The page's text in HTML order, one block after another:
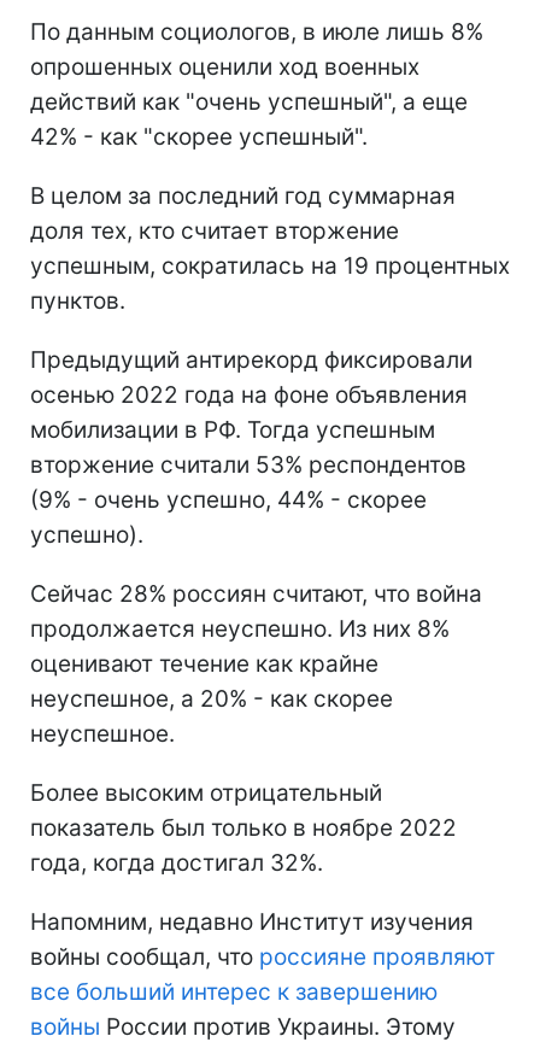
По данным социологов, в июле лишь 8%
опрошенных оценили ход военных
действий как "очень успешный", а еще
42% - как "скорее успешный".
В целом за последний год суммарная
доля тех, кто считает вторжение
успешным, сократилась на 19 процентных
пунктов.
Предыдущий антирекорд фиксировали
осенью 2022 года на фоне объявления
мобилизации в РФ. Тогда успешным
вторжение считали 53% респондентов
(9% - очень успешно, 44% - скорее
успешно).
Сейчас 28% россиян считают, что война
продолжается неуспешно. Из них 8%
оценивают течение как крайне
неуспешное, а 20% - как скорее
неуспешное.
Более высоким отрицательный
показатель был только в ноябре 2022
года, когда достигал 32%.
Напомним, недавно Институт изучения
войны сообщал, что россияне проявляют
все больший интерес к завершению
войны России против Украины. Этому